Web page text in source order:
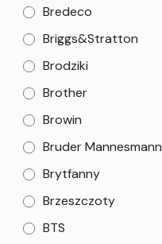
Bredeco
Briggs&Stratton
Brodziki
Brother
Browin
Bruder Mannesmann
Brytfanny
Brzeszczoty
BTS